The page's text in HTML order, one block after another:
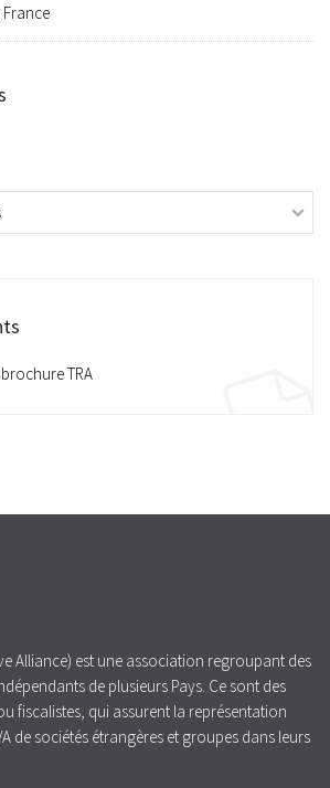
TRA
Alliance) est une association regroupant des
de plusieurs Pays. Ce sont des
fiscalistes, qui assurent la représentation
de sociétés étrangères et groupes dans leurs